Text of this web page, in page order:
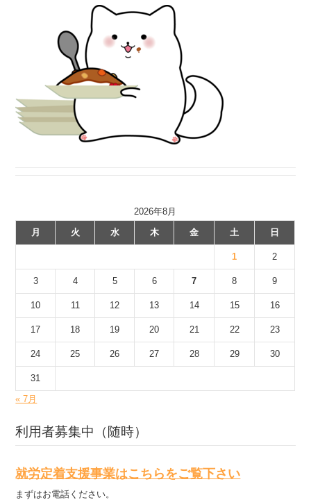
2026年8月
月
火 水 木 金 土 日
1 2
3 4 5 6 7 8 9
10 11 12 13 14 15 16
17 18 19 20 21 22 23
24 25 26 27 28 29 30
31
« 7月
利用者募集中（随時）
就労定着支援事業はこちらをご覧下さい
まずはお電話ください。